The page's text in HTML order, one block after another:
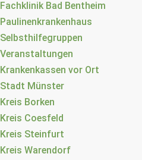
Fachklinik Bad Bentheim
Paulinenkrankenhaus
Selbsthilfegruppen
Veranstaltungen
Krankenkassen vor Ort
Stadt Münster
Kreis Borken
Kreis Coesfeld
Kreis Steinfurt
Kreis Warendorf